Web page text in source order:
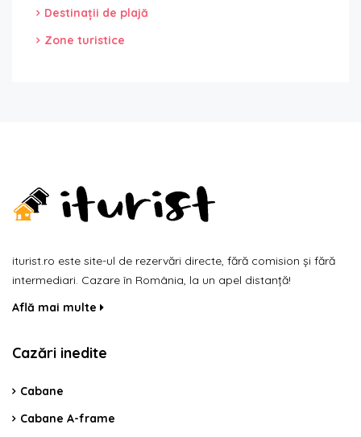
Destinații de plajă
Zone turistice
iturist.ro este site-ul de rezervări directe, fără comision și fără
intermediari. Cazare în România, la un apel distanță!
Află mai multe
Cazări inedite
Cabane
Cabane A-frame